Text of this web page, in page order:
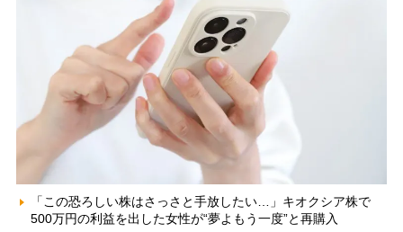
「この恐ろしい株はさっさと手放したい…」キオクシア株で
500万円の利益を出した女性が“夢よもう一度”と再購入